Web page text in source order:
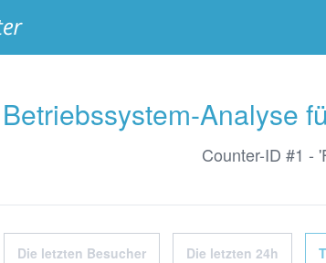
Betriebssystem-Analyse
Counter-ID #1 -
Die letzten Besucher Die letzten 24h